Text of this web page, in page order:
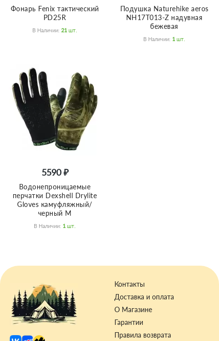
Фонарь Fenix тактический
PD25R
В Наличии: 21 Шт.
Подушка Naturehike aeros
NH17T013-Z надувная
бежевая
В Наличии: 1 Шт.
5590 ₽
Водонепроницаемые
перчатки Dexshell Drylite
Gloves камуфляжный/
черный M
В Наличии: 1 Шт.
Контакты
Доставка и оплата
О Магазине
Гарантии
Правила возврата